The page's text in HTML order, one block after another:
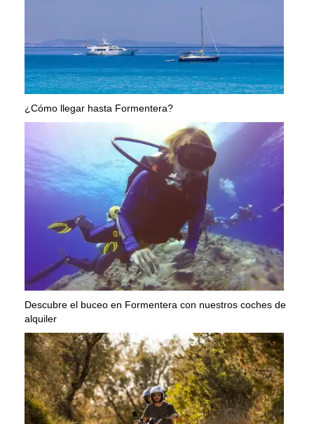
¿Cómo llegar hasta Formentera?
Descubre el buceo en Formentera con nuestros coches de
alquiler